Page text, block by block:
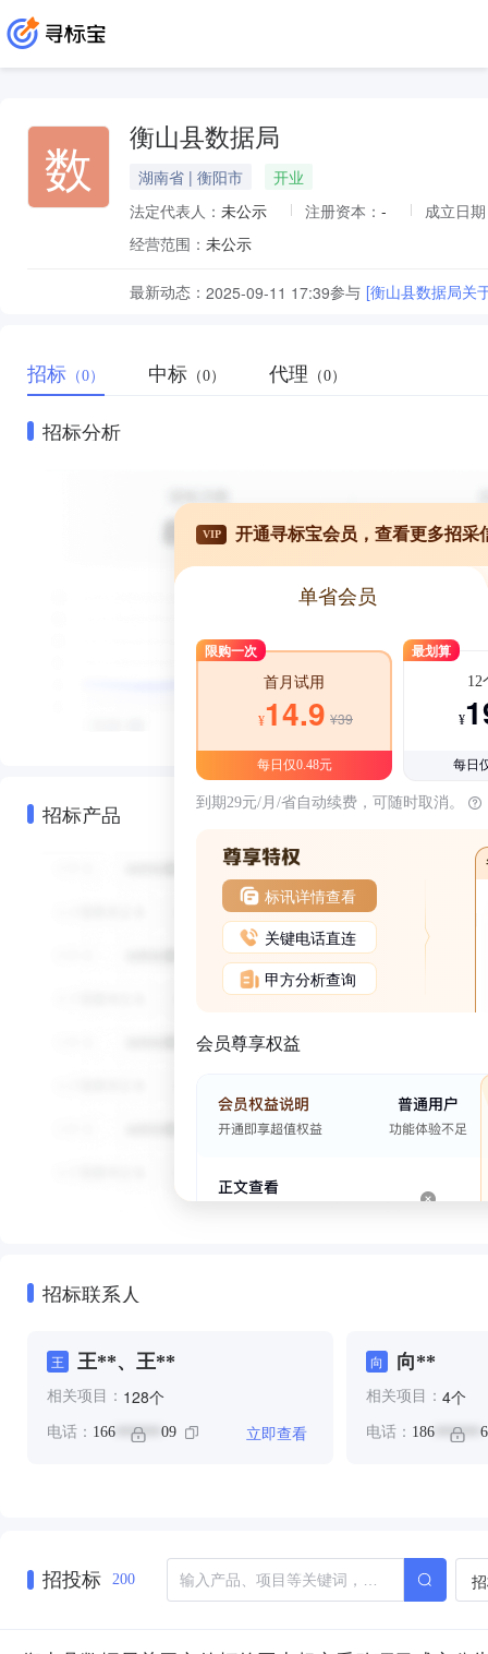
数 衡山县数据局
湖南省 | 衡阳市
开业
法定代表人： 未公示 注册资本： -
成立日
经营范围： 未公示
最新动态： 2025-09-11 17:39参与 [衡山县数据局关
招标 （0） 中标 （0） 代理 （0）
招标分析
招标产品
VIP 开通寻标宝会员，查看更多招采
单省会员
限购一次
首月试用
¥14.9 ¥39
每日仅0.48元
最划算
12
¥
每日
到期29元/月/省自动续费，可随时取消。
标讯详情查看
关键电话直连
甲方分析查询
会员尊享权益
招标联系人
王 王**、王**
相关项目： 128个
电话： 166 ****** 09 立即查看
向 向**
相关项目： 4个
电话： 186******
招投标 200